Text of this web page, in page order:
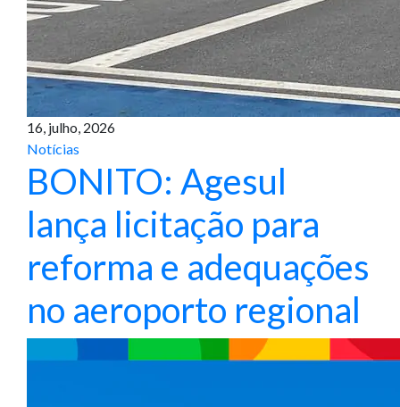
16, julho, 2026
Notícias
BONITO: Agesul
lança licitação para
reforma e adequações
no aeroporto regional